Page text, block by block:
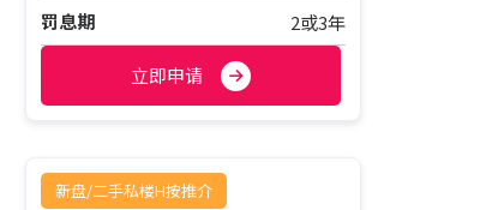
罚息期
2或3年
立即申请
新盘/二手私楼H按推介